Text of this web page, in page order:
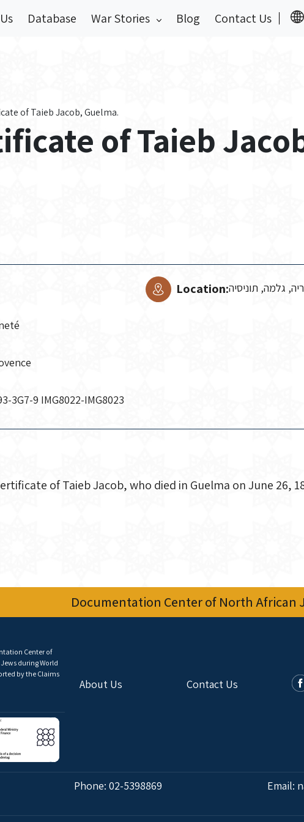
Database War Stories Blog Contact Us
of Taieb Jacob, Guelma.
of Taieb
Location:גלמה, תוניסיה
3G7-9 IMG8022-IMG8023
of Taieb Jacob, who died in Guelma on June 26,
Documentation Center of North African
Center of
during World
by the Claims
About Us Contact Us
Phone: 02-5398869 Email: